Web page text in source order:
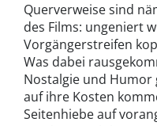
Querverweise sind
des Films: ungeniert
Vorgängerstreifen
Was dabei
Nostalgie und Humor
auf ihre Kosten
Seitenhiebe auf